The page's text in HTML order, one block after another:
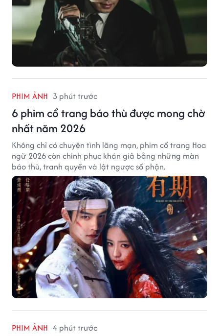
PHIM ẢNH 3 phút trước
6 phim cổ trang báo thù được mong chờ
nhất năm 2026
Không chỉ có chuyện tình lãng mạn, phim cổ trang Hoa
ngữ 2026 còn chinh phục khán giả bằng những màn
báo thù, tranh quyền và lật ngược số phận.
PHIM ẢNH 4 phút trước